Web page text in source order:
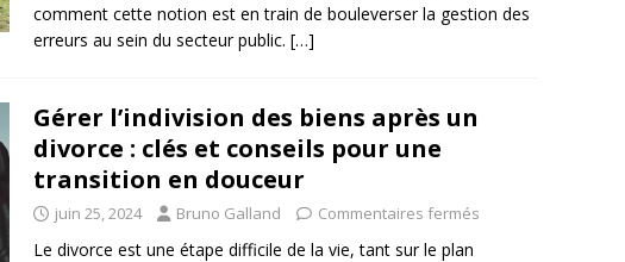
comment cette notion est en train de bouleverser la gestion des
erreurs au sein du secteur public. […]
Gérer l’indivision des biens après un
divorce : clés et conseils pour une
transition en douceur
juin 25, 2024 Bruno Galland Commentaires fermés
Le divorce est une étape difficile de la vie, tant sur le plan